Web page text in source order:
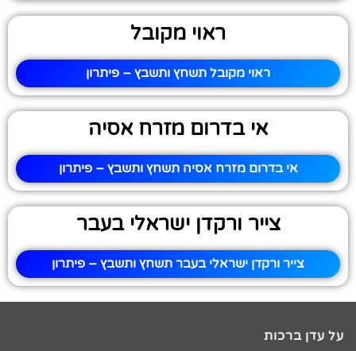
ראוי מקובל
ראוי מקובל תשחץ ותשבץ – פיתרון
אי בדרום מזרח אסיה
אי בדרום מזרח אסיה תשחץ ותשבץ – פיתרון
צייר ורקדן ישראלי בעבר
צייר ורקדן ישראלי בעבר תשחץ ותשבץ – פיתרון
על עדן ברכות